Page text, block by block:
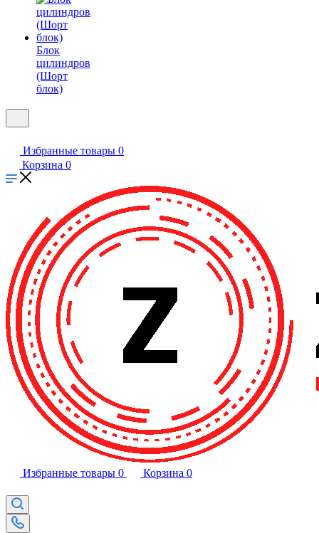
Блок
цилиндров
(Шорт
блок)
Избранные товары 0
Корзина 0
Избранные товары 0 Корзина 0